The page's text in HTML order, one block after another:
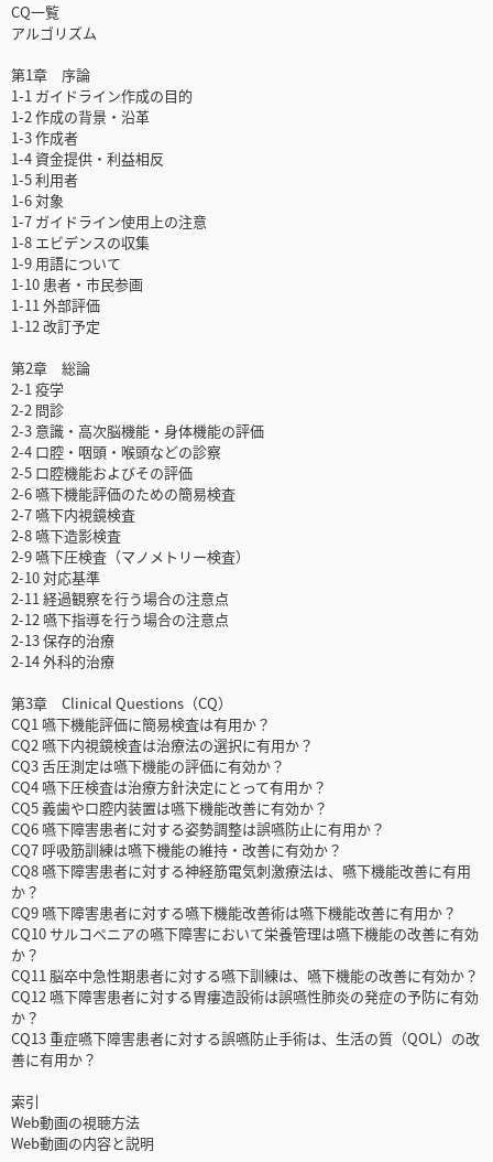
CQ一覧
アルゴリズム
第1章 序論
1-1 ガイドライン作成の目的
1-2 作成の背景・沿革
1-3 作成者
1-4 資金提供・利益相反
1-5 利用者
1-6 対象
1-7 ガイドライン使用上の注意
1-8 エビデンスの収集
1-9 用語について
1-10 患者・市民参画
1-11 外部評価
1-12 改訂予定
第2章 総論
2-1 疫学
2-2 問診
2-3 意識・高次脳機能・身体機能の評価
2-4 口腔・咽頭・喉頭などの診察
2-5 口腔機能およびその評価
2-6 嚥下機能評価のための簡易検査
2-7 嚥下内視鏡検査
2-8 嚥下造影検査
2-9 嚥下圧検査（マノメトリー検査）
2-10 対応基準
2-11 経過観察を行う場合の注意点
2-12 嚥下指導を行う場合の注意点
2-13 保存的治療
2-14 外科的治療
第3章 Clinical Questions（CQ）
CQ1 嚥下機能評価に簡易検査は有用か？
CQ2 嚥下内視鏡検査は治療法の選択に有用か？
CQ3 舌圧測定は嚥下機能の評価に有効か？
CQ4 嚥下圧検査は治療方針決定にとって有用か？
CQ5 義歯や口腔内装置は嚥下機能改善に有効か？
CQ6 嚥下障害患者に対する姿勢調整は誤嚥防止に有用か？
CQ7 呼吸筋訓練は嚥下機能の維持・改善に有効か？
CQ8 嚥下障害患者に対する神経筋電気刺激療法は、嚥下機能改善に有用
か？
CQ9 嚥下障害患者に対する嚥下機能改善術は嚥下機能改善に有用か？
CQ10 サルコペニアの嚥下障害において栄養管理は嚥下機能の改善に有効
か？
CQ11 脳卒中急性期患者に対する嚥下訓練は、嚥下機能の改善に有効か？
CQ12 嚥下障害患者に対する胃瘻造設術は誤嚥性肺炎の発症の予防に有効
か？
CQ13 重症嚥下障害患者に対する誤嚥防止手術は、生活の質（QOL）の改
善に有用か？
索引
Web動画の視聴方法
Web動画の内容と説明